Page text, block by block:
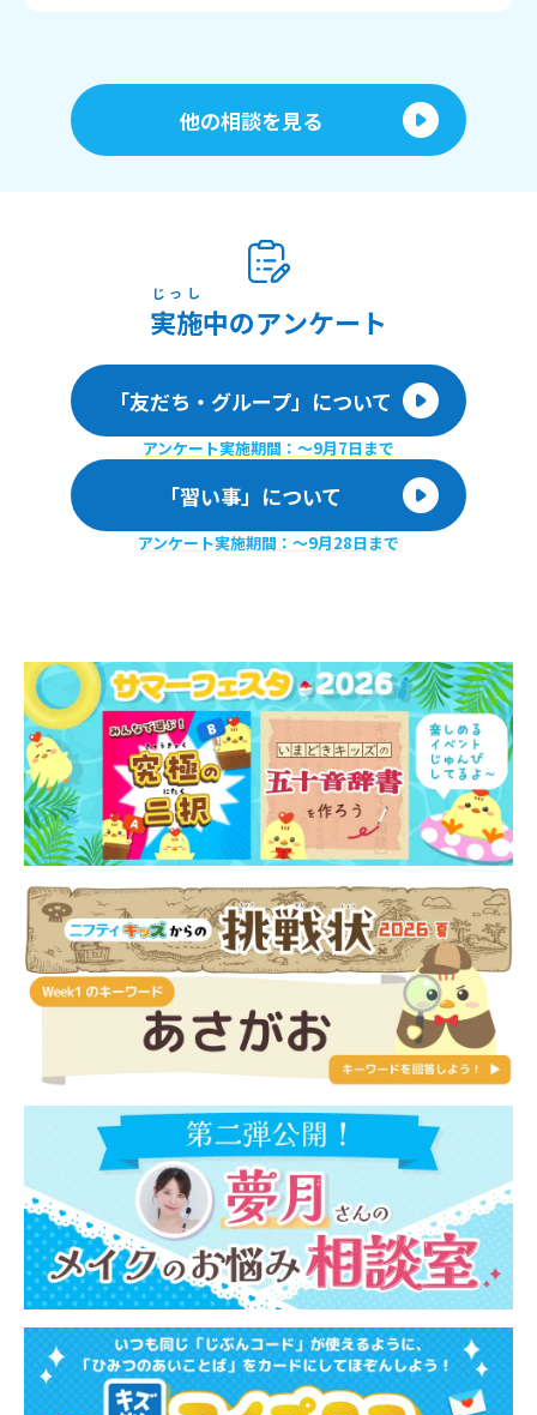
他の相談を見る
実施
じっし
中のアンケート
「友だち・グループ」について
アンケート実施期間：〜9月7日まで
「習い事」について
アンケート実施期間：〜9月28日まで